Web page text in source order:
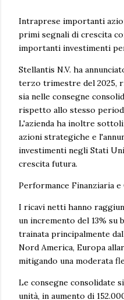
Intraprese importanti
primi segnali di crescita
importanti investimenti
Stellantis N.V. ha
terzo trimestre del 2025,
sia nelle consegne
rispetto allo stesso
L'azienda ha inoltre
azioni strategiche e
investimenti negli Stati
crescita futura.
Performance Finanziaria e
I ricavi netti hanno
un incremento del 13% su
trainata principalmente
Nord America, Europa
mitigando una moderata
Le consegne consolidate
unità, in aumento di